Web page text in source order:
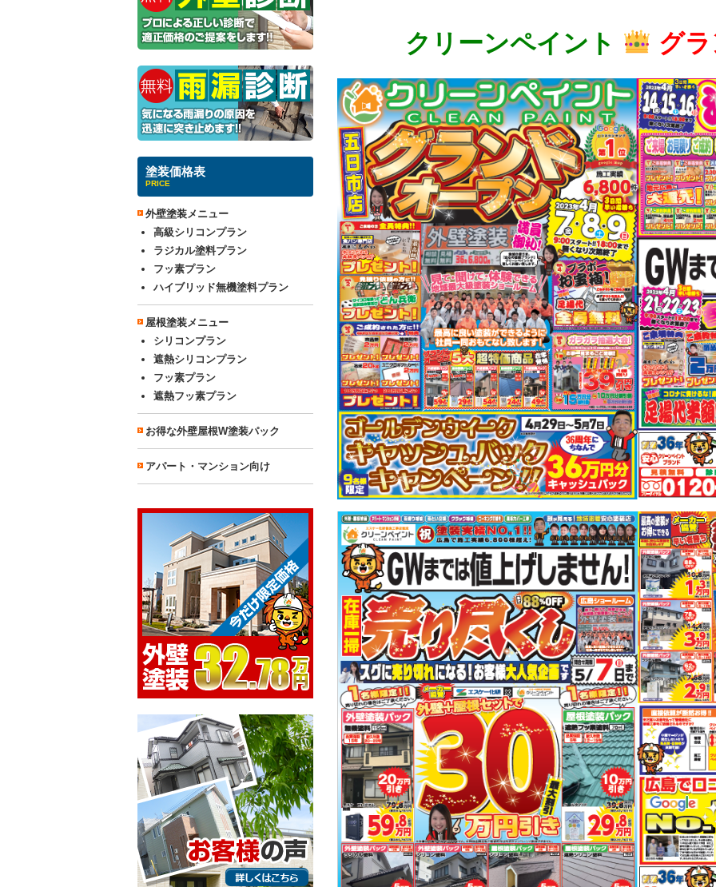
クリーンペイント グ
塗装価格表
PRICE
外壁塗装メニュー
高級シリコンプラン
ラジカル塗料プラン
フッ素プラン
ハイブリッド無機塗料プラン
屋根塗装メニュー
シリコンプラン
遮熱シリコンプラン
フッ素プラン
遮熱フッ素プラン
お得な外壁屋根W塗装パック
アパート・マンション向け